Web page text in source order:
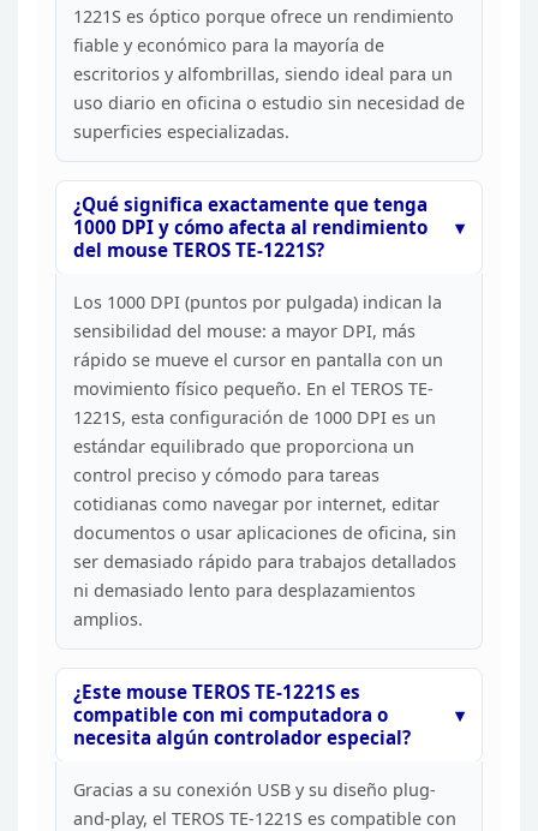
1221S es óptico porque ofrece un rendimiento
fiable y económico para la mayoría de
escritorios y alfombrillas, siendo ideal para un
uso diario en oficina o estudio sin necesidad de
superficies especializadas.
¿Qué significa exactamente que tenga
1000 DPI y cómo afecta al rendimiento
del mouse TEROS TE-1221S?
Los 1000 DPI (puntos por pulgada) indican la
sensibilidad del mouse: a mayor DPI, más
rápido se mueve el cursor en pantalla con un
movimiento físico pequeño. En el TEROS TE-
1221S, esta configuración de 1000 DPI es un
estándar equilibrado que proporciona un
control preciso y cómodo para tareas
cotidianas como navegar por internet, editar
documentos o usar aplicaciones de oficina, sin
ser demasiado rápido para trabajos detallados
ni demasiado lento para desplazamientos
amplios.
¿Este mouse TEROS TE-1221S es
compatible con mi computadora o
necesita algún controlador especial?
Gracias a su conexión USB y su diseño plug-
and-play, el TEROS TE-1221S es compatible con